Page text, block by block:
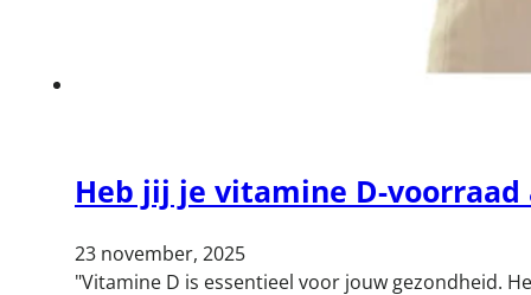
Heb jij je vitamine D-
23 november, 2025
"Vitamine D is essentieel voor jouw gezondheid.